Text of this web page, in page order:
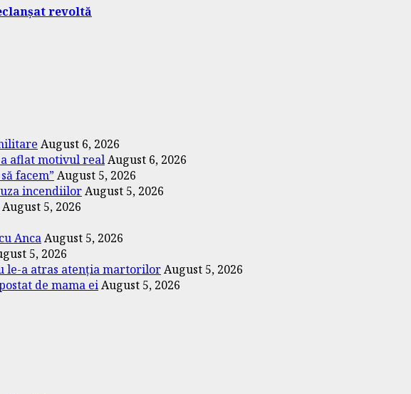
revoltă
August 6, 2026
a aflat motivul realAugust 6, 2026
facem”August 5, 2026
incendiilorAugust 5, 2026
August 5, 2026
AncaAugust 5, 2026
5, 2026
le-a atras atenția martorilorAugust 5, 2026
de mama eiAugust 5, 2026